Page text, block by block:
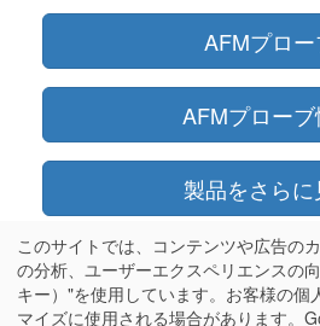
AFMプロ
AFMプローブ
製品をさらに
オンラインシ
このサイトでは、コンテンツや広告の
の分析、ユーザーエクスペリエンスの
キー）"を使用しています。お客様の個
マイズに使用される場合があります。